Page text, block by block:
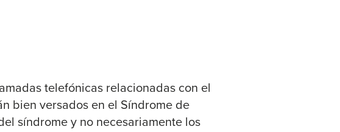
telefónicas relacionadas con el
bien versados en el Síndrome de
síndrome y no necesariamente los